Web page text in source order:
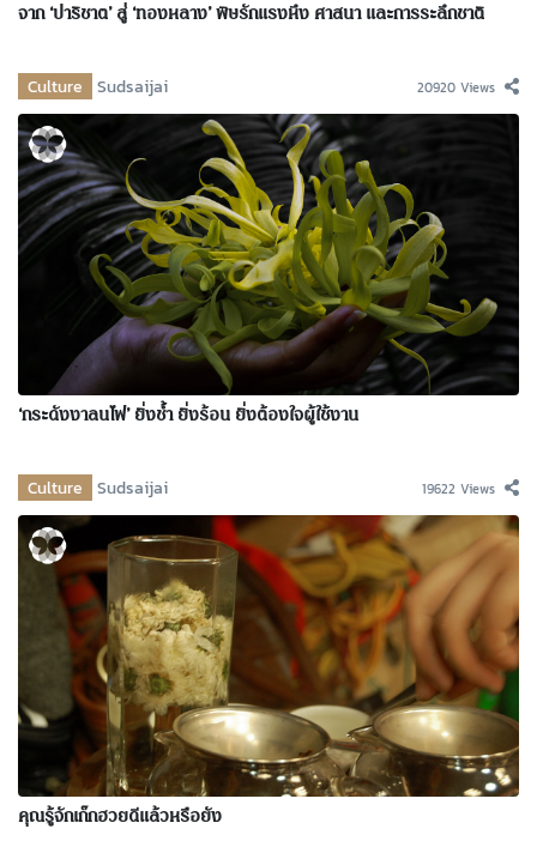
จาก ‘ปาริชาต’ สู่ ‘ทองหลาง’ พิษรักแรงหึง ศาสนา และการระลึกชาติ
Culture Sudsaijai 20920 Views
‘กระดังงาลนไฟ’ ยิ่งช้ำ ยิ่งร้อน ยิ่งต้องใจผู้ใช้งาน
Culture Sudsaijai 19622 Views
คุณรู้จักเก๊กฮวยดีแล้วหรือยัง